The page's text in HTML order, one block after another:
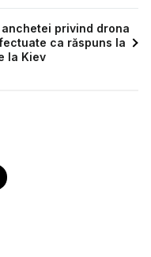
privind drona
ca răspuns la
la Kiev